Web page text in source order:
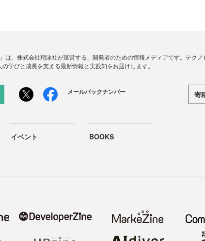
は、株式会社翔泳社が運営する、開発者のための情報メディアです。テク
学びと成長を支える最新情報と実践知をお届けします。
メールバックナンバー 寄
イベント BOOKS